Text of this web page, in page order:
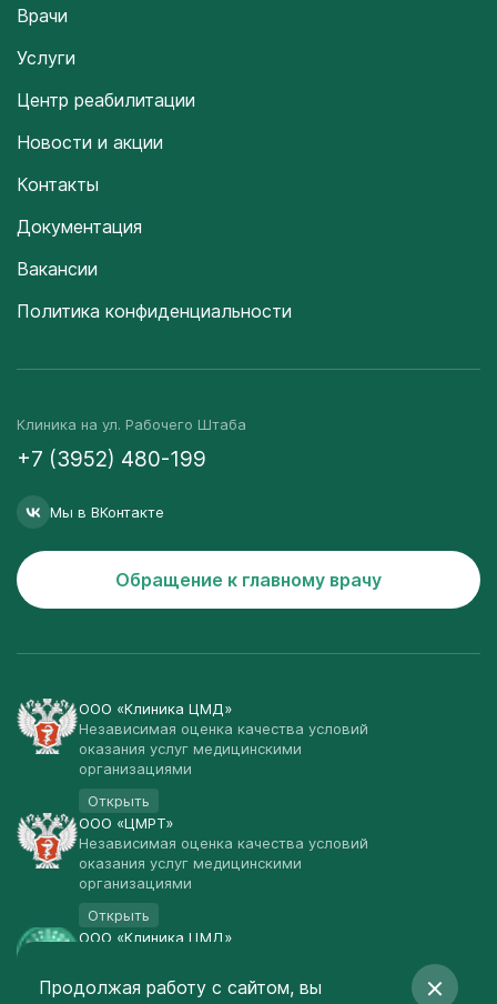
Врачи
Услуги
Центр реабилитации
Новости и акции
Контакты
Документация
Вакансии
Политика конфиденциальности
Клиника на ул. Рабочего Штаба
+7 (3952) 480-199
Мы в ВКонтакте
Обращение к главному врачу
ООО «Клиника ЦМД»
Независимая оценка качества условий
оказания услуг медицинскими
организациями
Открыть
ООО «ЦМРТ»
Независимая оценка качества условий
оказания услуг медицинскими
организациями
Открыть
ООО «Клиника ЦМД»
Открыть
Продолжая работу с сайтом, вы